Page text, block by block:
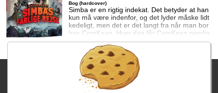
Simba er en rigtig indekat. Det betyder at han
kun må være indenfor, og det lyder måske lidt
kedeligt, men det er det langt fra når man bor
hos ComKean. Hver dag får ComKean nemlig
en masse spændende pakker med gaver og
produkter som skal filmes og testes, men en
dag glemmer postbuddet at lukke døren efter
sig, og Simbas nysgerrighed er for stor. Han
løber ud i opgangen og ud på gaden, og
pludselig er han langt væk fra sin trygge lejli
Bog (hardcover)
Fragtgebyret er DKK 59,95 • Fragtgebyret bortfalder ved køb over
DKK 299,00